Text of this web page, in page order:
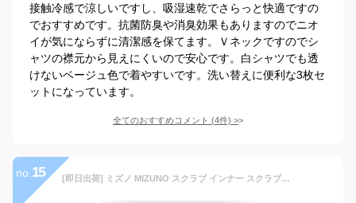
接触冷感で涼しいですし、吸湿速乾でさらっと快適ですの
でおすすめです。抗菌防臭や消臭効果もありますのでニオ
イが気にならずに清潔感を保てます。Ｖネックですのでシ
ャツの襟元から見えにくいので安心です。白シャツでも透
けないベージュ色で着やすいです。洗い替えに便利な3枚セ
ットになっています。
全てのおすすめコメント (4件) >
no. 15 [即日出荷] ミズノ MIZUNO スクラブ インナー スクラブインナーシャツ メンズ アンダーウェア インナーウェア 七分袖 ストレッチ 吸汗 速乾 医療 看護師 介護士 春夏 秋冬 ホワイト 白 ネイビー ブラック 黒 S M L 大きいサイズ チトセ [ネコポス] ct-mz0135